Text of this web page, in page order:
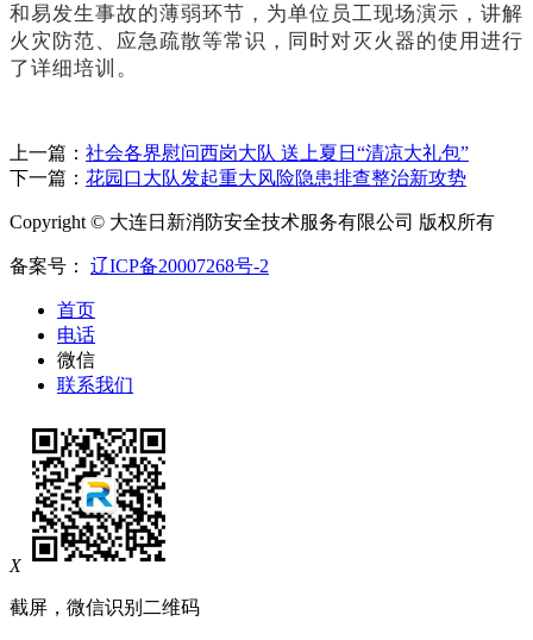
和易发生事故的薄弱环节，为单位员工现场演示，讲解
火灾防范、应急疏散等常识，同时对灭火器的使用进行
了详细培训。
上一篇： 社会各界慰问西岗大队 送上夏日“清凉大礼包”
下一篇： 花园口大队发起重大风险隐患排查整治新攻势
Copyright © 大连日新消防安全技术服务有限公司 版权所有
备案号： 辽ICP备20007268号-2
首页
电话
微信
联系我们
X
截屏，微信识别二维码